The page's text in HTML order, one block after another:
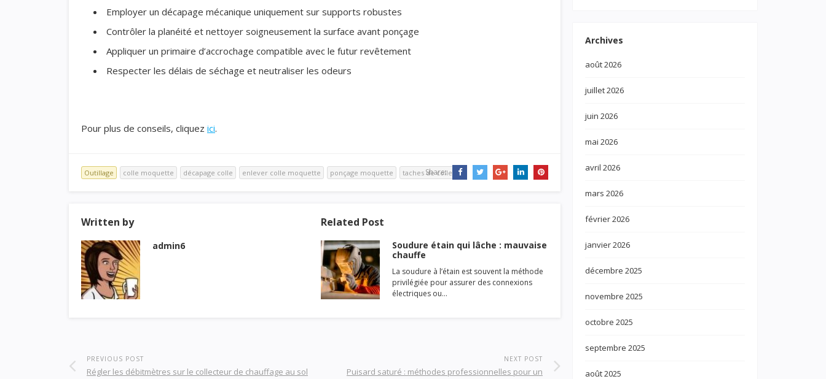
Employer un décapage mécanique uniquement sur supports robustes
Contrôler la planéité et nettoyer soigneusement la surface avant ponçage
Appliquer un primaire d’accrochage compatible avec le futur revêtement
Respecter les délais de séchage et neutraliser les odeurs
Pour plus de conseils, cliquez ici.
Outillage colle moquette décapage colle enlever colle moquette ponçage moquette taches de colle
Share:
Written by
admin6
Related Post
Soudure étain qui lâche : mauvaise
chauffe
La soudure à l’étain est souvent la méthode
privilégiée pour assurer des connexions
électriques ou…
PREVIOUS POST
Régler les débitmètres sur le collecteur de chauffage au sol
NEXT POST
Puisard saturé : méthodes professionnelles pour un
Archives
août 2026
juillet 2026
juin 2026
mai 2026
avril 2026
mars 2026
février 2026
janvier 2026
décembre 2025
novembre 2025
octobre 2025
septembre 2025
août 2025